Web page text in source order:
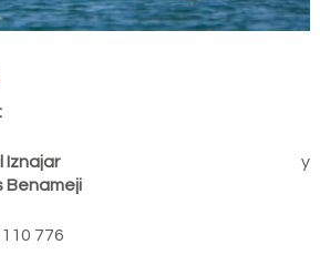
Iznajary
Benameji
776